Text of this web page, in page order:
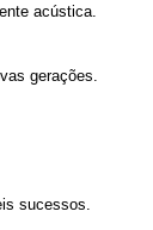
acústica.
gerações.
sucessos.